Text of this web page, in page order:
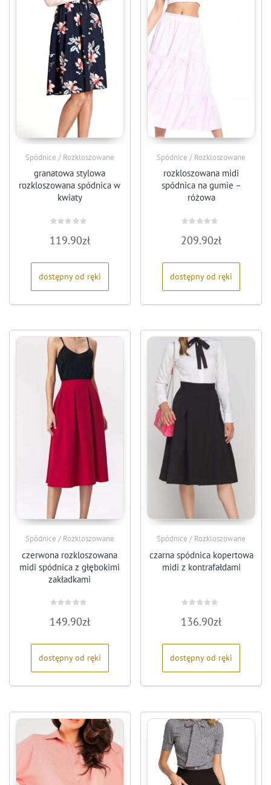
Spódnice / Rozkloszowane
granatowa stylowa
rozkloszowana spódnica w
kwiaty
0
na
119.90zł
dostępny od ręki
Spódnice / Rozkloszowane
rozkloszowana midi
spódnica na gumie –
różowa
0
na
209.90zł
dostępny od ręki
Spódnice / Rozkloszowane
czerwona rozkloszowana
midi spódnica z głębokimi
zakładkami
0149.90zł
dostępny od ręki
Spódnice / Rozkloszowane
czarna spódnica kopertowa
midi z kontrafałdami
0
136.90zł
dostępny od ręki